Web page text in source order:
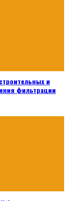
и
фильтрации